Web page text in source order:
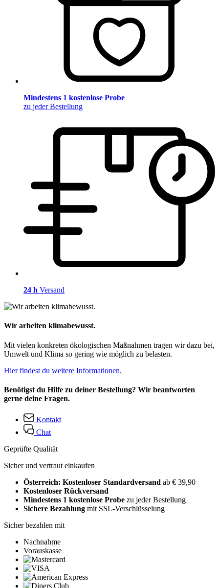
Mindestens 1 kostenlose Probe
zu jeder Bestellung
24 h Versand
Wir arbeiten klimabewusst.
Mit vielen konkreten ökologischen Maßnahmen tragen wir dazu bei,
Umwelt und Klima so gering wie möglich zu belasten.
Hier findest du weitere Informationen.
Benötigst du Hilfe zu deiner Bestellung? Wir beantworten
gerne deine Fragen.
Kontakt
Chat
Geprüfte Qualität
Sicher und vertraut einkaufen
Österreich: Kostenloser Standardversand ab € 39,90
Kostenloser Rückversand
Mindestens 1 kostenlose Probe zu jeder Bestellung
Sichere Bezahlung mit SSL-Verschlüsselung
Sicher bezahlen mit
Nachnahme
Vorauskasse